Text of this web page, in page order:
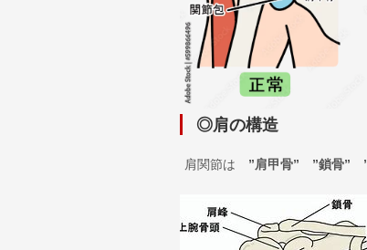
◎肩の構造
肩関節は ”肩甲骨” ”鎖骨”